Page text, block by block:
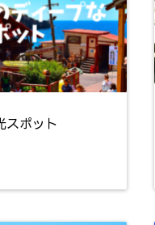
スポット